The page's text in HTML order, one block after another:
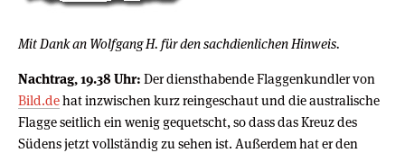
Mit Dank an Wolfgang H. für den sachdienlichen Hinweis.
Nachtrag, 19.38 Uhr: Der diensthabende Flaggenkundler von
Bild.dehat inzwischen kurz reingeschaut und die australische
Flagge seitlich ein wenig gequetscht, so dass das Kreuz des
Südens jetzt vollständig zu sehen ist. Außerdem hat er den